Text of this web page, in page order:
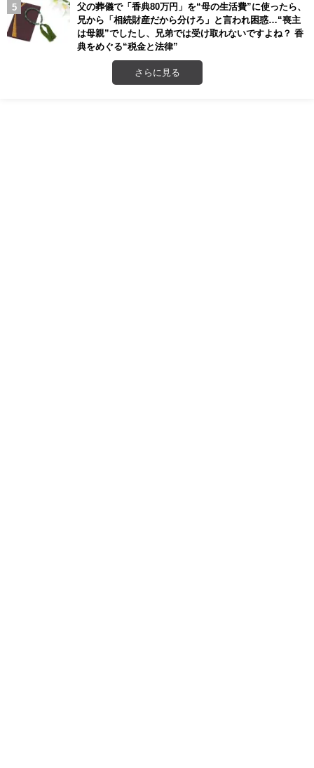
父の葬儀で「香典80万円」を“母の生活費”に使ったら、
兄から「相続財産だから分けろ」と言われ困惑…“喪主
は母親”でしたし、兄弟では受け取れないですよね？ 香
典をめぐる“税金と法律”
さらに見る